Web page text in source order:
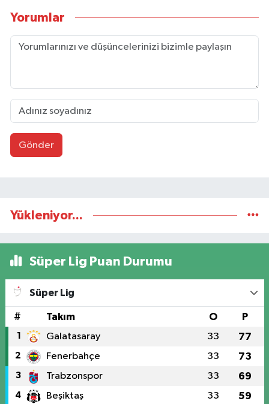
Yorumlar
Gönder
Yükleniyor...
Süper Lig Puan Durumu
Süper Lig
# Takım O P
1 Galatasaray 33 77
2 Fenerbahçe 33 73
3 Trabzonspor 33 69
4 Beşiktaş 33 59